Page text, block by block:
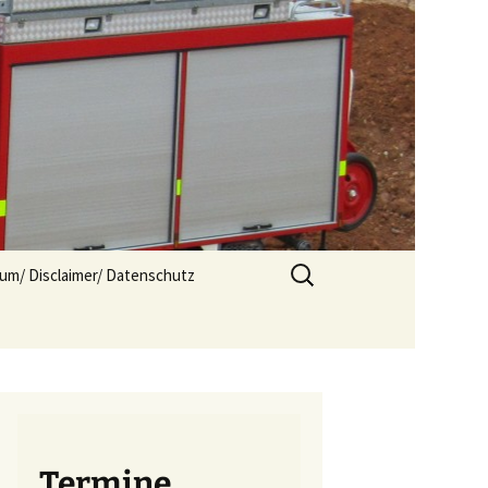
Disclaimer/ Datenschutz
Suchen
nach: